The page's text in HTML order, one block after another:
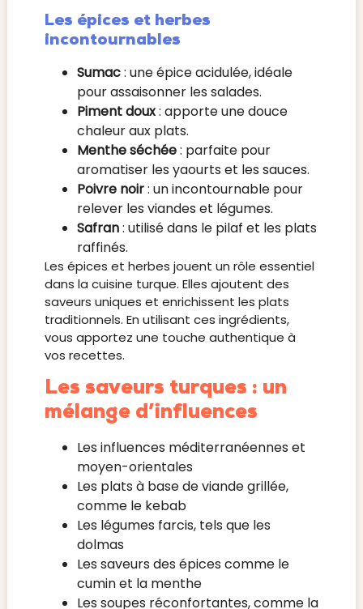
Les épices et herbes
incontournables
Sumac: une épice acidulée, idéale
pour assaisonner les salades.
Piment doux: apporte une douce
chaleur aux plats.
Menthe séchée: parfaite pour
aromatiser les yaourts et les sauces.
Poivre noir: un incontournable pour
relever les viandes et légumes.
Safran: utilisé dans le pilaf et les plats
raffinés.
Les épices et herbes jouent un rôle essentiel
dans la cuisine turque. Elles ajoutent des
saveurs uniques et enrichissent les plats
traditionnels. En utilisant ces ingrédients,
vous apportez une touche authentique à
vos recettes.
Les saveurs turques : un
mélange d’influences
Les influences méditerranéennes et
moyen-orientales
Les plats à base de viande grillée,
comme le kebab
Les légumes farcis, tels que les
dolmas
Les saveurs des épices comme le
cumin et la menthe
Les soupes réconfortantes, comme la